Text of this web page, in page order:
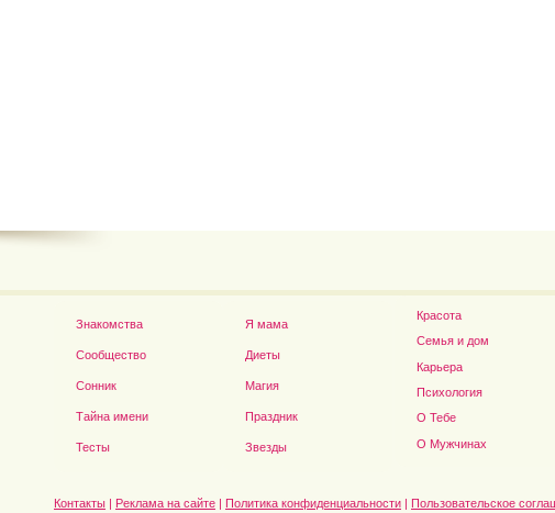
Дэниел
Знакомства
Сообщество
Сонник
Тайна имени
Тесты
Я мама
Диеты
Магия
Праздник
Звезды
Красота
Семья и дом
Карьера
Психология
О Тебе
О Мужчинах
Контакты | Реклама на сайте | Политика конфиденциальности | Пользовательское